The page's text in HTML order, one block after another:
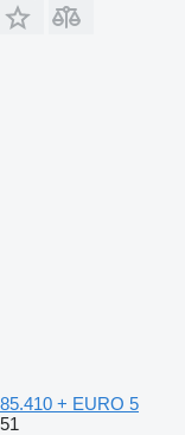
85.410 + EURO 5
51